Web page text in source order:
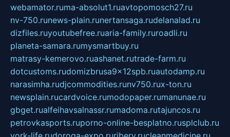
webamator.ruma-absolut1.ruavtopomosch27.ru
nv-750.runews-plain.runertansaga.rudelanalad.ru
dizfiles.ruyoutubefree.ruaria-family.ruroadli.ru
planeta-samara.rumysmartbuy.ru
matrasy-kemerovo.ruashanet.rutrade-farm.ru
dotcustoms.rudomizbrusa9x12spb.ruautodamp.ru
narasimha.rudjcommodities.runv750.rux-ton.ru
newsplain.rucardvoice.rumodopaper.rumanunae.ru
gbget.rualfeihavsalnassr.rumadoma.rutajuncos.ru
petrovkasports.ruporno-online-besplatno.rusplclub.ru